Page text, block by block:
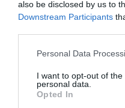
also be disclosed by us to
Downstream Participants
Please note that this
not limited to your visit or
grant or deny consent to
use your data for below
Personal Data
I want to opt-out of
personal data.
Opted In
Διακρίσεις
Πρωτάθλημα
2024
Δύο στα δύο τα βάθρα στο
που διοργανώθηκε από
Σύλλογο Κρόνο Νικαίας